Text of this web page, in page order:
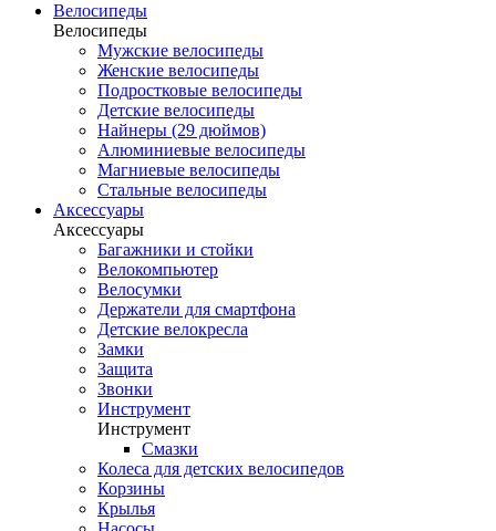
Велосипеды
Велосипеды
Мужские велосипеды
Женские велосипеды
Подростковые велосипеды
Детские велосипеды
Найнеры (29 дюймов)
Алюминиевые велосипеды
Магниевые велосипеды
Стальные велосипеды
Аксессуары
Аксессуары
Багажники и стойки
Велокомпьютер
Велосумки
Держатели для смартфона
Детские велокресла
Замки
Защита
Звонки
Инструмент
Инструмент
Смазки
Колеса для детских велосипедов
Корзины
Крылья